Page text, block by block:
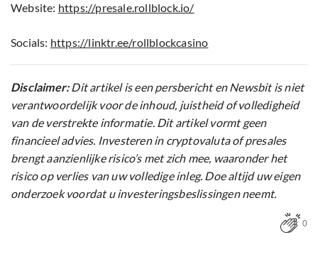
Website: https://presale.rollblock.io/
Socials: https://linktr.ee/rollblockcasino
Disclaimer:Dit artikel is een persbericht en Newsbit is niet
verantwoordelijk voor de inhoud, juistheid of volledigheid
van de verstrekte informatie. Dit artikel vormt geen
financieel advies. Investeren in cryptovaluta of presales
brengt aanzienlijke risico’s met zich mee, waaronder het
risico op verlies van uw volledige inleg. Doe altijd uw eigen
onderzoek voordat u investeringsbeslissingen neemt.
0